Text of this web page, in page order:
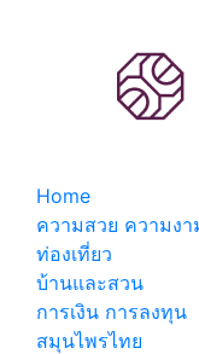
Home
ความสวย ความงา
ท่องเที่ยว
บ้านและสวน
การเงิน การลงทุน
สมุนไพรไทย